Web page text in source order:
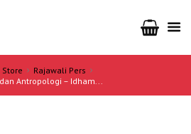
Store
Rajawali Pers
Antropologi – Idham...